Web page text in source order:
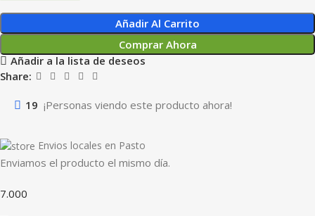
Añadir Al Carrito
Comprar Ahora
Añadir a la lista de deseos
Share:
19 ¡Personas viendo este producto ahora!
Envios locales en Pasto
Enviamos el producto el mismo día.
7.000